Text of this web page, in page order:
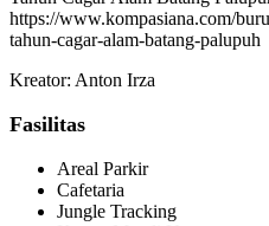
https://www.kompasiana.com/
tahun-cagar-alam-batang-palupuh
Kreator: Anton Irza
Fasilitas
Areal Parkir
Cafetaria
Jungle Tracking